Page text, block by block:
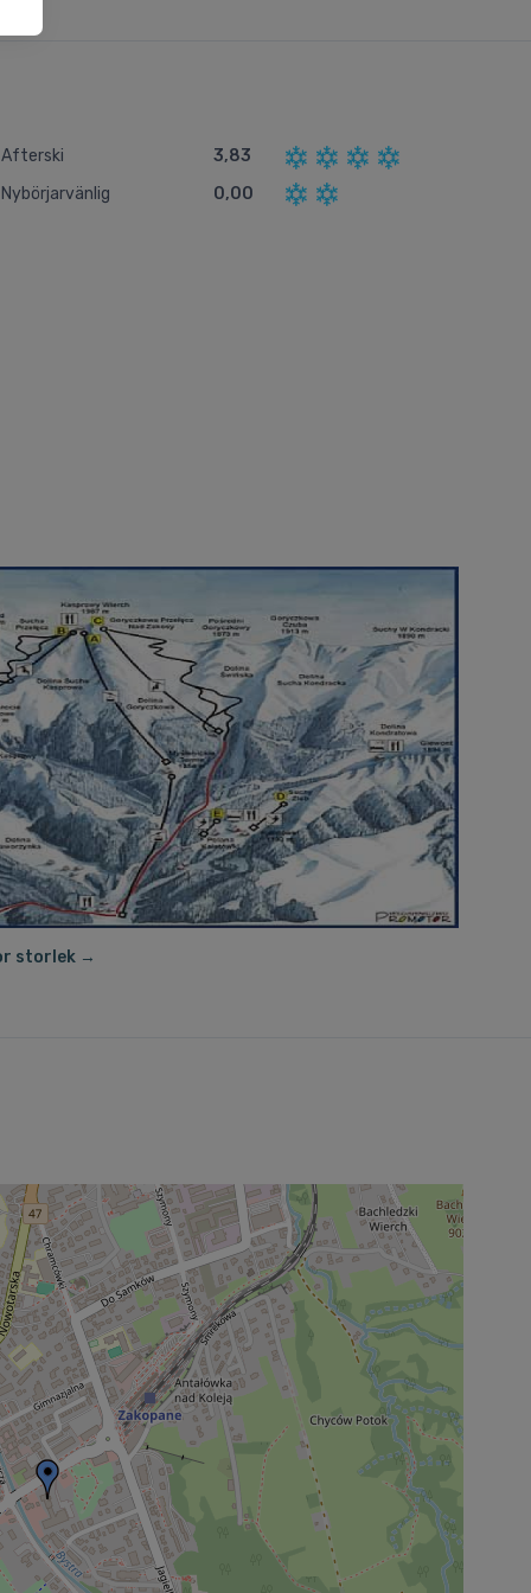
Afterski
3,83
Nybörjarvänlig
0,00
storlek →